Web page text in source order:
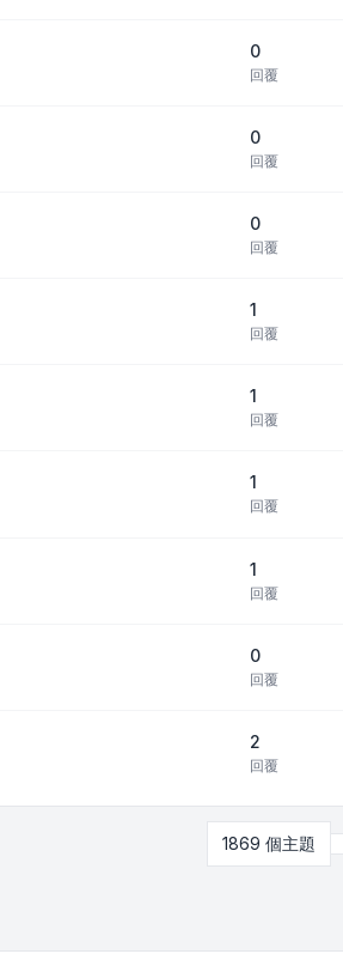
0
回覆
0
回覆
0
回覆
1
回覆
1
回覆
1
回覆
1
回覆
0
回覆
2
回覆
1869 個主題